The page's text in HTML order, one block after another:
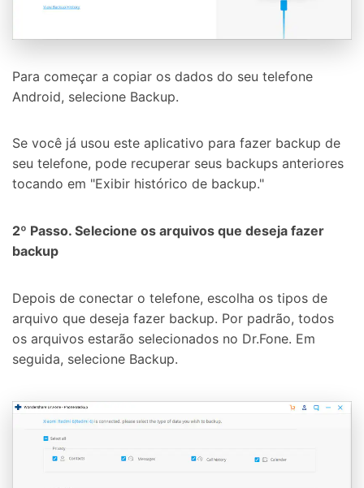
Para começar a copiar os dados do seu telefone
Android, selecione Backup.
Se você já usou este aplicativo para fazer backup de
seu telefone, pode recuperar seus backups anteriores
tocando em "Exibir histórico de backup."
2º Passo. Selecione os arquivos que deseja fazer
backup
Depois de conectar o telefone, escolha os tipos de
arquivo que deseja fazer backup. Por padrão, todos
os arquivos estarão selecionados no Dr.Fone. Em
seguida, selecione Backup.